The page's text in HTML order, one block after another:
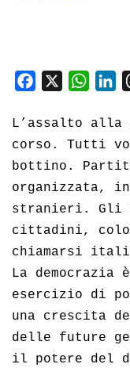
c
e
b
o
o
k
W
a
t
s
A
n
k
e
d
I
n
L’assalto
corso. Tutti
bottino.
organizzata,
stranieri. Gli
cittadini,
chiamarsi
La democrazia
esercizio di
una crescita
delle future
il potere del